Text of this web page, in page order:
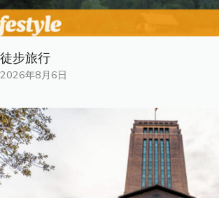
徒步旅行
2026年8月6日